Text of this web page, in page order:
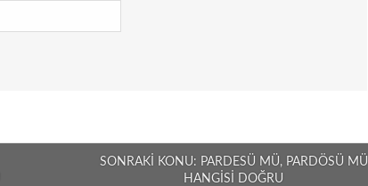
SONRAKI KONU: PARDESÜ MÜ, PARDÖSÜ MÜ
HANGISI DOĞRU